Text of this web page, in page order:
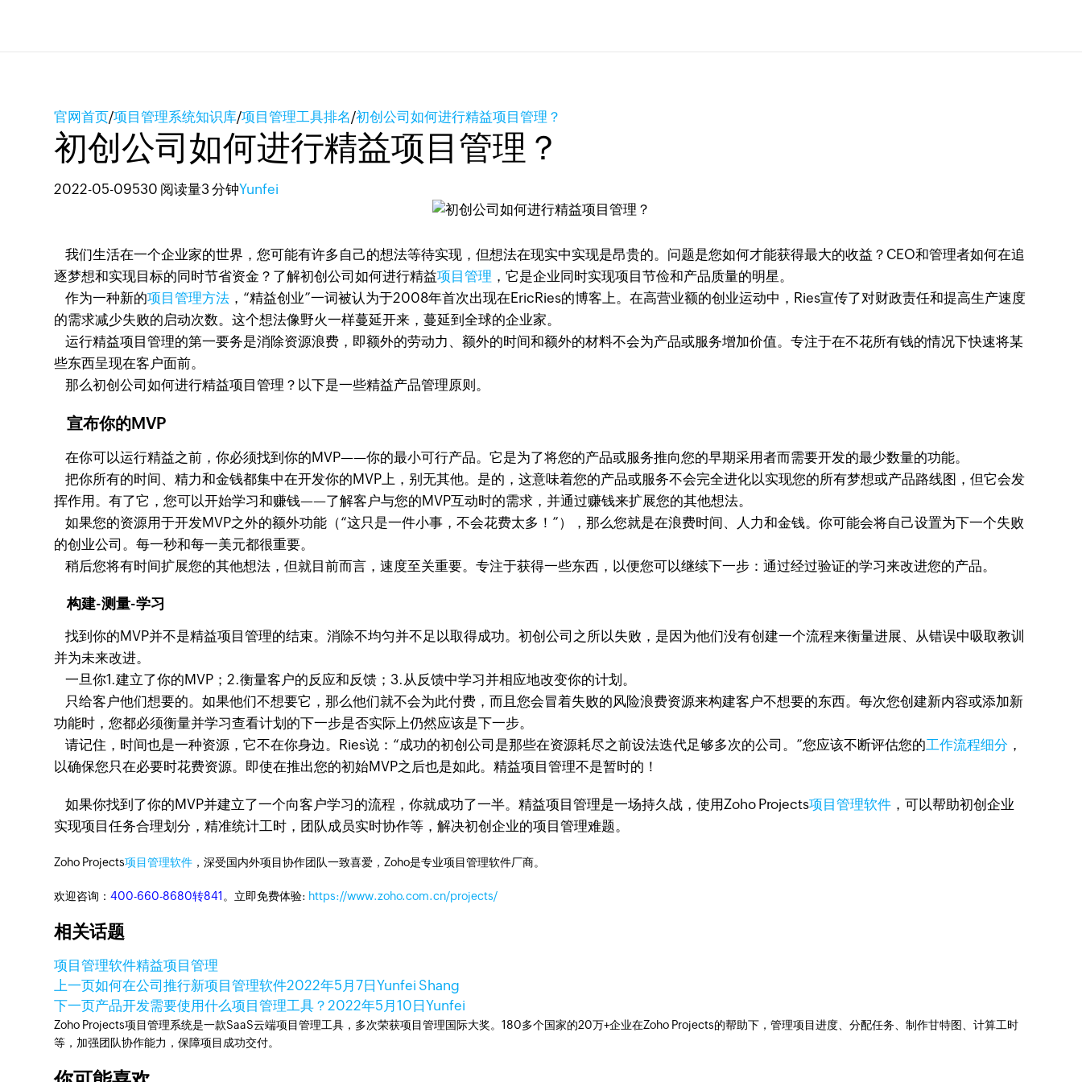
官网首页/项目管理系统知识库/项目管理工具排名/初创公司如何进行精益项目管理？
初创公司如何进行精益项目管理？
2022-05-09530 阅读量3 分钟Yunfei
我们生活在一个企业家的世界，您可能有许多自己的想法等待实现，但想法在现实中实现是昂贵的。问题是您如何才能获得最大的收益？CEO和管理者如何在追
逐梦想和实现目标的同时节省资金？了解初创公司如何进行精益项目管理 ，它是企业同时实现项目节俭和产品质量的明星。
作为一种新的项目管理方法 ，“精益创业”一词被认为于2008年首次出现在EricRies的博客上。在高营业额的创业运动中，Ries宣传了对财政责任和提高生产速度
的需求减少失败的启动次数。这个想法像野火一样蔓延开来，蔓延到全球的企业家。
运行精益项目管理的第一要务是消除资源浪费，即额外的劳动力、额外的时间和额外的材料不会为产品或服务增加价值。专注于在不花所有钱的情况下快速将某
些东西呈现在客户面前。
那么初创公司如何进行精益项目管理？以下是一些精益产品管理原则。
宣布你的MVP
在你可以运行精益之前，你必须找到你的MVP——你的最小可行产品。它是为了将您的产品或服务推向您的早期采用者而需要开发的最少数量的功能。
把你所有的时间、精力和金钱都集中在开发你的MVP上，别无其他。是的，这意味着您的产品或服务不会完全进化以实现您的所有梦想或产品路线图，但它会发
挥作用。有了它，您可以开始学习和赚钱——了解客户与您的MVP互动时的需求，并通过赚钱来扩展您的其他想法。
如果您的资源用于开发MVP之外的额外功能（“这只是一件小事，不会花费太多！”），那么您就是在浪费时间、人力和金钱。你可能会将自己设置为下一个失败
的创业公司。每一秒和每一美元都很重要。
稍后您将有时间扩展您的其他想法，但就目前而言，速度至关重要。专注于获得一些东西，以便您可以继续下一步：通过经过验证的学习来改进您的产品。
构建-测量-学习
找到你的MVP并不是精益项目管理的结束。消除不均匀并不足以取得成功。初创公司之所以失败，是因为他们没有创建一个流程来衡量进展、从错误中吸取教训
并为未来改进。
一旦你1.建立了你的MVP；2.衡量客户的反应和反馈；3.从反馈中学习并相应地改变你的计划。
只给客户他们想要的。如果他们不想要它，那么他们就不会为此付费，而且您会冒着失败的风险浪费资源来构建客户不想要的东西。每次您创建新内容或添加新
功能时，您都必须衡量并学习查看计划的下一步是否实际上仍然应该是下一步。
请记住，时间也是一种资源，它不在你身边。Ries说：“成功的初创公司是那些在资源耗尽之前设法迭代足够多次的公司。”您应该不断评估您的工作流程细分 ，
以确保您只在必要时花费资源。即使在推出您的初始MVP之后也是如此。精益项目管理不是暂时的！
如果你找到了你的MVP并建立了一个向客户学习的流程，你就成功了一半。精益项目管理是一场持久战，使用Zoho Projects项目管理软件 ，可以帮助初创企业
实现项目任务合理划分，精准统计工时，团队成员实时协作等，解决初创企业的项目管理难题。
Zoho Projects项目管理软件 ，深受国内外项目协作团队一致喜爱，Zoho是专业项目管理软件厂商。
欢迎咨询：400-660-8680转841 。立即免费体验: https://www.zoho.com.cn/projects/
相关话题
项目管理软件精益项目管理
上一页如何在公司推行新项目管理软件2022年5月7日Yunfei Shang
下一页产品开发需要使用什么项目管理工具？2022年5月10日Yunfei
Zoho Projects项目管理系统是一款SaaS云端项目管理工具，多次荣获项目管理国际大奖。180多个国家的20万+企业在Zoho Projects的帮助下，管理项目进度、分配任务、制作甘特图、计算工时
等，加强团队协作能力，保障项目成功交付。